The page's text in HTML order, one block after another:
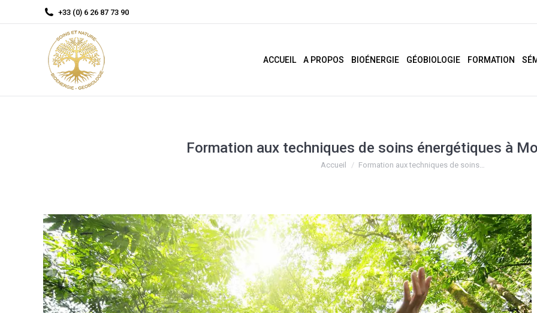
+33 (0) 6 26 87 73 90
ACCUEIL A PROPOS BIOÉNERGIE GÉOBIOLOGIE FORMATION
Formation aux techniques de soins énergétiques à
Vous êtes ici :
Accueil Formation aux techniques de soins…